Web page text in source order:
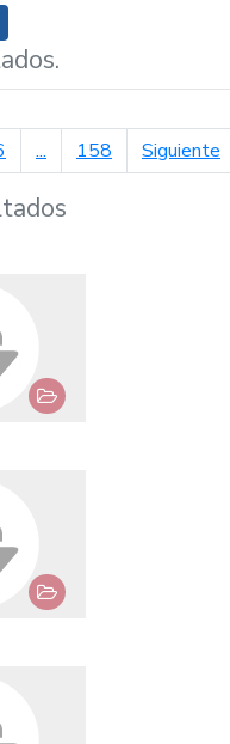
opciones de búsqueda
... 158 Siguiente